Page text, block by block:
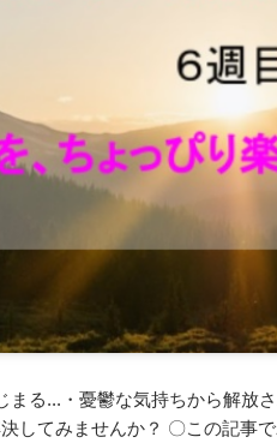
まる...・憂鬱な気持ちから解放
してみませんか？ 〇この記事